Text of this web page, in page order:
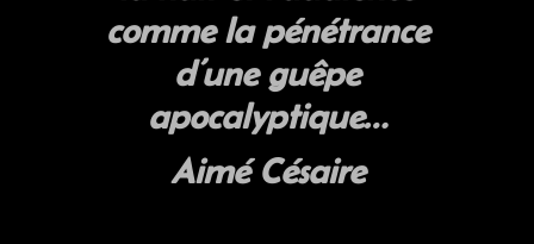
comme la pénétrance
d’une guêpe
apocalyptique…
Aimé Césaire